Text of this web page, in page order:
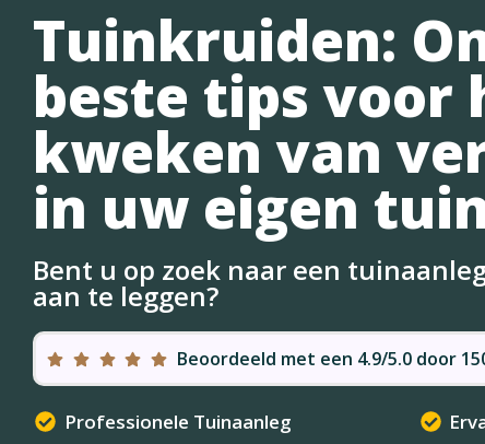
Tuinkruiden:
beste tips voor
kweken van
in uw eigen
Bent u op zoek naar een
aan te leggen?
Beoordeeld met een 4.9/5.0 door
Professionele Tuinaanleg